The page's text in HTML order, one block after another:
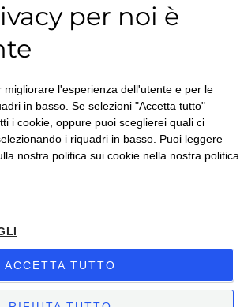
Rights Reserved.
di Vendita
Business-
per noi è
migliorare l'esperienza dell'utente e per le
in basso. Se selezioni "Accetta tutto"
i cookie, oppure puoi sceglierei quali ci
i riquadri in basso. Puoi leggere
nostra politica sui cookie nella nostra politica
ACCETTA TUTTO